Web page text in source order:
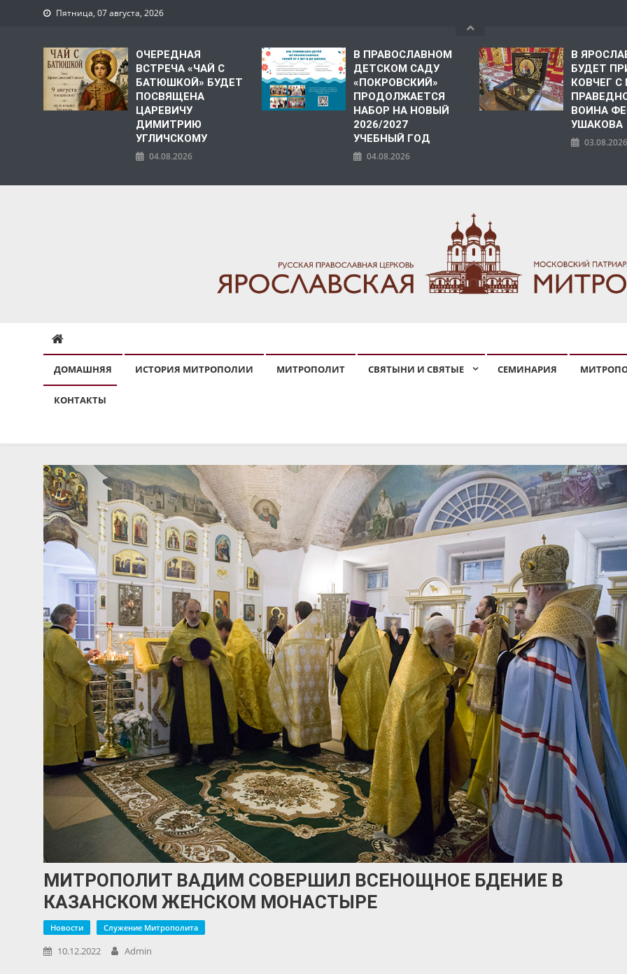
Пятница, 07 августа, 2026
ОЧЕРЕДНАЯ
ВСТРЕЧА «ЧАЙ С
БАТЮШКОЙ» БУДЕТ
ПОСВЯЩЕНА
ЦАРЕВИЧУ
ДИМИТРИЮ
УГЛИЧСКОМУ
04.08.2026
В ПРАВОСЛАВНОМ
ДЕТСКОМ САДУ
«ПОКРОВСКИЙ»
ПРОДОЛЖАЕТСЯ
НАБОР НА НОВЫЙ
2026/2027
УЧЕБНЫЙ ГОД
04.08.2026
В
БУДЕТ
КОВЧЕГ
ВОИНА
УШАКОВА
03.08.2026
ДОМАШНЯЯ ИСТОРИЯ МИТРОПОЛИИ МИТРОПОЛИТ СВЯТЫНИ И СВЯТЫЕ СЕМИНАРИЯ
КОНТАКТЫ
МИТРОПОЛИТ ВАДИМ СОВЕРШИЛ ВСЕНОЩНОЕ БДЕНИЕ В
КАЗАНСКОМ ЖЕНСКОМ МОНАСТЫРЕ
Новости Служение Митрополита
10.12.2022 Admin